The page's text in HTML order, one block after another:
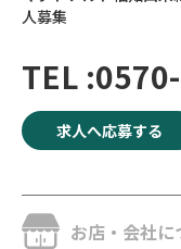
人募集
TEL
求人へ応募する
お店・会社に